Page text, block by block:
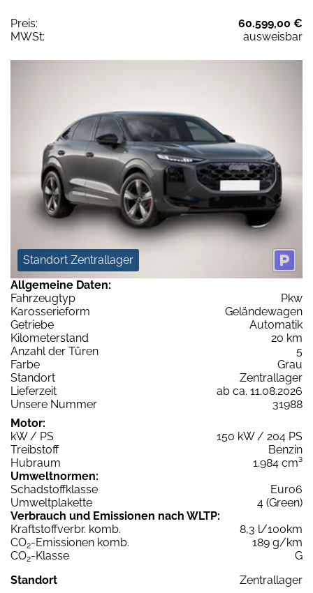
Preis:
60.599,00 €
MWSt:
ausweisbar
Standort Zentrallager
Allgemeine Daten:
Fahrzeugtyp
Pkw
Karosserieform
Geländewagen
Getriebe
Automatik
Kilometerstand
20 km
Anzahl der Türen
5
Farbe
Grau
Standort
Zentrallager
Lieferzeit
ab ca. 11.08.2026
Unsere Nummer
31988
Motor:
kW / PS
150 kW / 204 PS
Treibstoff
Benzin
Hubraum
1.984 cm³
Umweltnormen:
Schadstoffklasse
Euro6
Umweltplakette
4 (Green)
Verbrauch und Emissionen nach WLTP:
Kraftstoffverbr. komb.
8,3 l/100km
CO2-Emissionen komb.
189 g/km
CO2-Klasse
G
Standort
Zentrallager